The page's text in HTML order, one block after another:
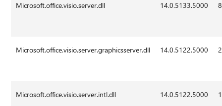
Microsoft.office.visio.server.dll 14.0.5133.5000
Microsoft.office.visio.server.graphicsserver.dll 14.0.5122.5000
Microsoft.office.visio.server.intl.dll 14.0.5122.5000